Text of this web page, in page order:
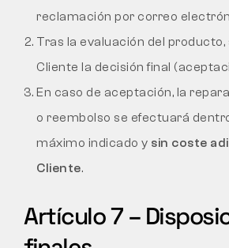
reclamación por correo
Tras la evaluación del producto,
Cliente la decisión final
En caso de aceptación, la
o reembolso se efectuará
máximo indicado y sin coste
Cliente.
Artículo 7 –